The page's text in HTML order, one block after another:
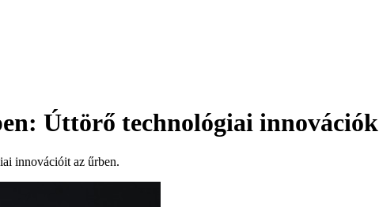
Úttörő technológiai innovációk
innovációit az űrben.